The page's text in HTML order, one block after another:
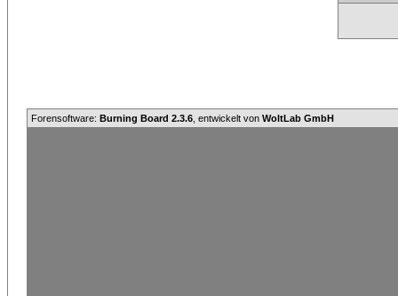
Forensoftware: Burning Board 2.3.6 , entwickelt von WoltLab GmbH